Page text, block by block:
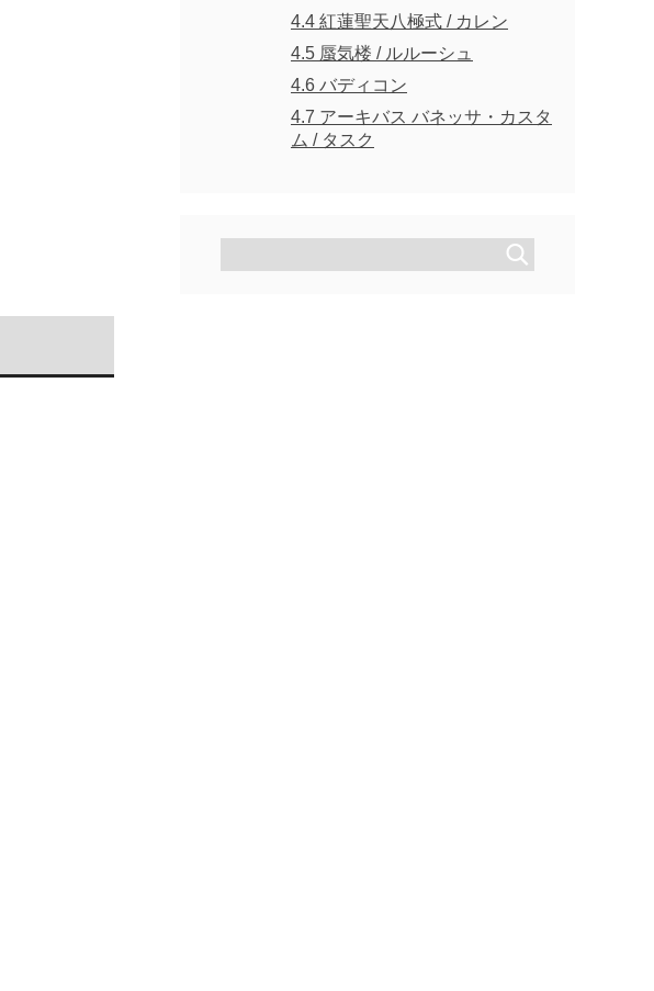
4.4 紅蓮聖天八極式 / カレン
4.5 蜃気楼 / ルルーシュ
4.6 バディコン
4.7 アーキバス バネッサ・カスタ
ム / タスク